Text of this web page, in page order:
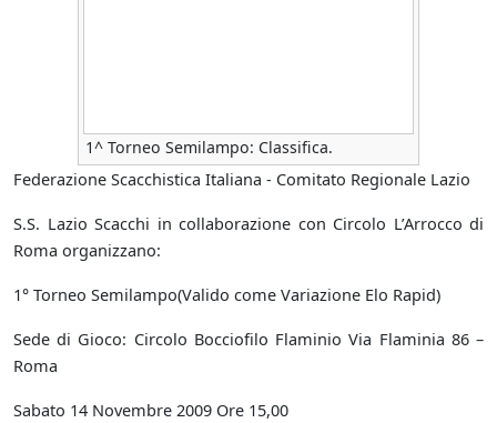
1^ Torneo Semilampo: Classifica.
Federazione Scacchistica Italiana - Comitato Regionale Lazio
S.S. Lazio Scacchi in collaborazione con Circolo L’Arrocco di
Roma organizzano:
1° Torneo Semilampo(Valido come Variazione Elo Rapid)
Sede di Gioco: Circolo Bocciofilo Flaminio Via Flaminia 86 –
Roma
Sabato 14 Novembre 2009 Ore 15,00